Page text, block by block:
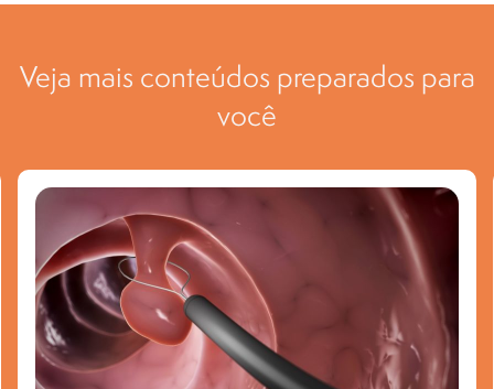
Veja mais conteúdos preparados para
você